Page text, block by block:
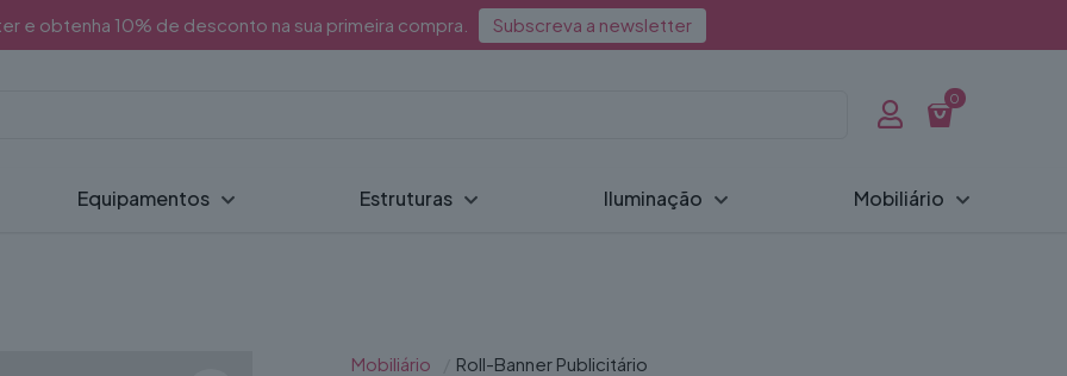
e obtenha 10% de desconto na sua primeira compra. Subscreva a newsletter
0
Equipamentos Estruturas Iluminação Mobiliário
Mobiliário Roll-Banner Publicitário